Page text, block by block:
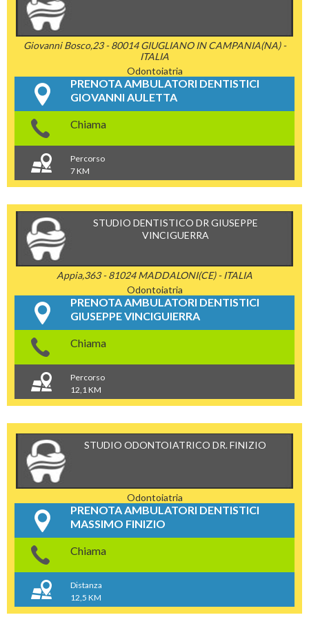
Giovanni Bosco,23 - 80014 GIUGLIANO IN CAMPANIA(NA) -
ITALIA
Odontoiatria
PRENOTA AMBULATORI DENTISTICI
GIOVANNI AULETTA
Chiama
Percorso
7 KM
STUDIO DENTISTICO DR GIUSEPPE
VINCIGUERRA
Appia,363 - 81024 MADDALONI(CE) - ITALIA
Odontoiatria
PRENOTA AMBULATORI DENTISTICI
GIUSEPPE VINCIGUIERRA
Chiama
Percorso
12,1 KM
STUDIO ODONTOIATRICO DR. FINIZIO
Odontoiatria
PRENOTA AMBULATORI DENTISTICI
MASSIMO FINIZIO
Chiama
Distanza
12,5 KM